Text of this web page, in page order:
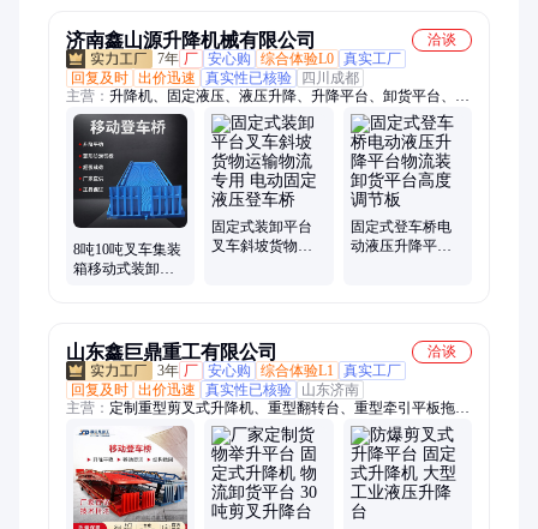
济南鑫山源升降机械有限公司
洽谈
7年 厂 安心购 综合体验L0 真实工厂
回复及时 出价迅速 真实性已核验
四川成都
主营： 升降机、固定液压、液压升降、升降平台、卸货平台、高
空作业平台、升降货梯、升降登车桥、液压登车桥、移动登车
桥、移动式登车桥、固定式登车桥、集装箱登车桥、限高架、限
高杆
8吨10吨叉车集装
箱移动式装卸货
固定式装卸平台
叉车斜坡货物运
固定式登车桥电
动液压升降平台
山东鑫巨鼎重工有限公司
洽谈
3年 厂 安心购 综合体验L1 真实工厂
回复及时 出价迅速 真实性已核验
山东济南
主营： 定制重型剪叉式升降机、重型翻转台、重型牵引平板拖
车、定制大吨位升降平台、升降平台、卸货平台、AGV电动平
车、翻转机、轨道电动平车、蜘蛛车、履带式果园采摘车、货物
举升机、液压式升降机、升降货梯、手动板材货架、翻模机、翻
转台、电动平车、固定式升降台、往复式提升机、牵引平板拖
车、大吨位牵引转运车、物料转运车、自动运输车、电动平板车